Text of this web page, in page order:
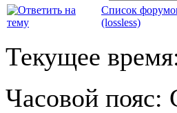
Список
(lossless)
Текущее
Часовой пояс: